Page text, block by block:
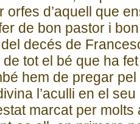
orfes d’aquell que
de bon pastor i
decés de
tot el bé que ha
hem de pregar
l’aculli en el
marcat per molts